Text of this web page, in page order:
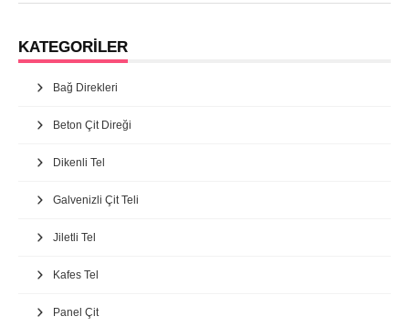
KATEGORİLER
Bağ Direkleri
Beton Çit Direği
Dikenli Tel
Galvenizli Çit Teli
Jiletli Tel
Kafes Tel
Panel Çit